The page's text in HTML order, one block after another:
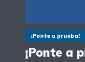
¡Ponte a prueba!
¡Ponte a